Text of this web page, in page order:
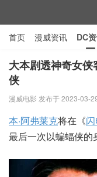
首页 漫威资讯 DC
电视剧资源 漫威图片
大本剧透神奇女
侠
漫威电影 发布于 2023-03-
本·阿弗莱克将在《
最后一次以蝙蝠侠的